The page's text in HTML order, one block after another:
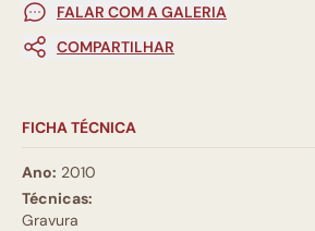
FALAR COM A GALERIA
COMPARTILHAR
FICHA TÉCNICA
Ano: 2010
Técnicas:
Gravura